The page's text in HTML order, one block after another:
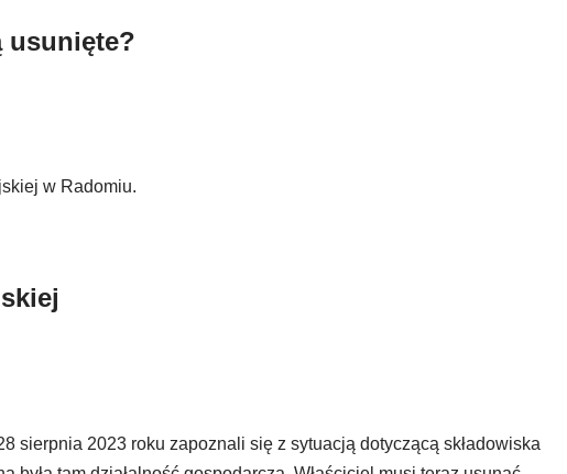
usunięte?
w Radomiu.
sierpnia 2023 roku zapoznali się z sytuacją dotyczącą składowiska